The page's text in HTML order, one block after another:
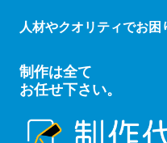
人材やクオリティでお困
制作は全て
お任せ下さい。